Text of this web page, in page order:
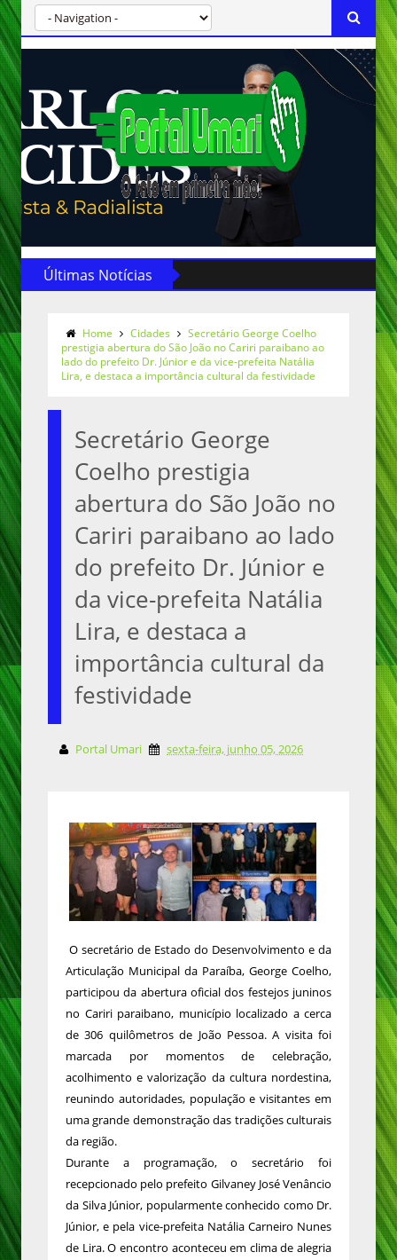
Últimas Notícias
Home Cidades
Secretário George Coelho
prestigia abertura do São João no Cariri paraibano ao
lado do prefeito Dr. Júnior e da vice-prefeita Natália
Lira, e destaca a importância cultural da festividade
Secretário George
Coelho prestigia
abertura do São João no
Cariri paraibano ao lado
do prefeito Dr. Júnior e
da vice-prefeita Natália
Lira, e destaca a
importância cultural da
festividade
Portal Umari sexta-feira, junho 05, 2026
O secretário de Estado do Desenvolvimento e da
Articulação Municipal da Paraíba, George Coelho,
participou da abertura oficial dos festejos juninos
no Cariri paraibano, município localizado a cerca
de 306 quilômetros de João Pessoa. A visita foi
marcada por momentos de celebração,
acolhimento e valorização da cultura nordestina,
reunindo autoridades, população e visitantes em
uma grande demonstração das tradições culturais
da região.
Durante a programação, o secretário foi
recepcionado pelo prefeito Gilvaney José Venâncio
da Silva Júnior, popularmente conhecido como Dr.
Júnior, e pela vice-prefeita Natália Carneiro Nunes
de Lira. O encontro aconteceu em clima de alegria